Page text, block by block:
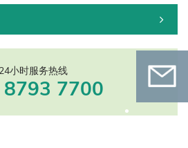
24小时服务热线
7700